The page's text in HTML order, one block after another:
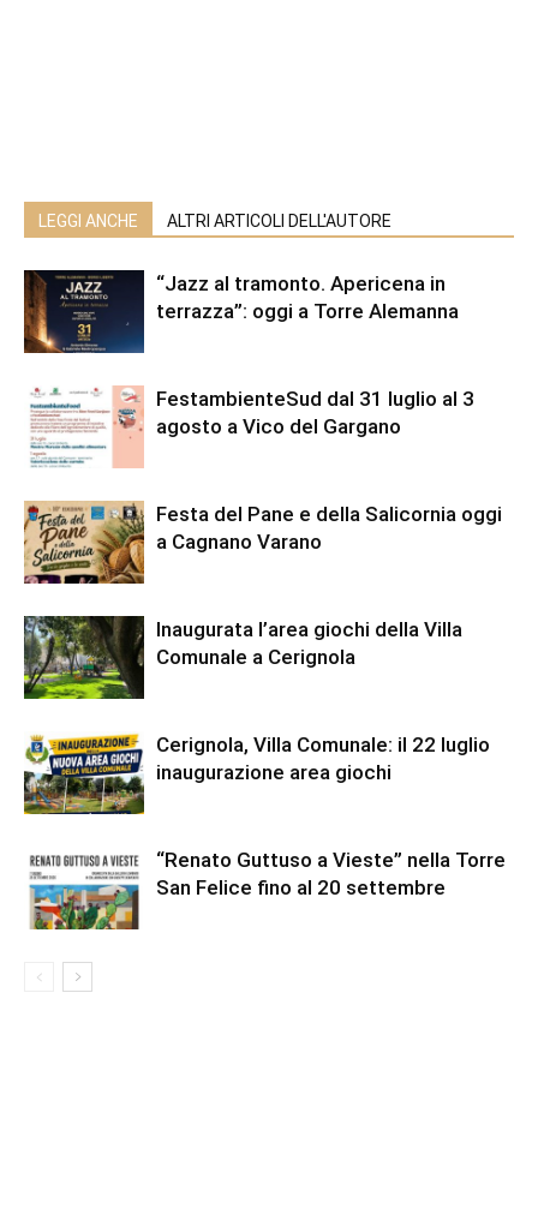
LEGGI ANCHE ALTRI ARTICOLI DELL'AUTORE
“Jazz al tramonto. Apericena in
terrazza”: oggi a Torre Alemanna
FestambienteSud dal 31 luglio al 3
agosto a Vico del Gargano
Festa del Pane e della Salicornia oggi
a Cagnano Varano
Inaugurata l’area giochi della Villa
Comunale a Cerignola
Cerignola, Villa Comunale: il 22 luglio
inaugurazione area giochi
“Renato Guttuso a Vieste” nella Torre
San Felice fino al 20 settembre